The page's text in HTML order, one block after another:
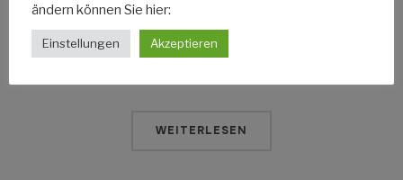
einen 10 Minuten Film mit Gesichtern der Connichi 2014.
WEITERLESEN
ändern können Sie hier:
Einstellungen Akzeptieren